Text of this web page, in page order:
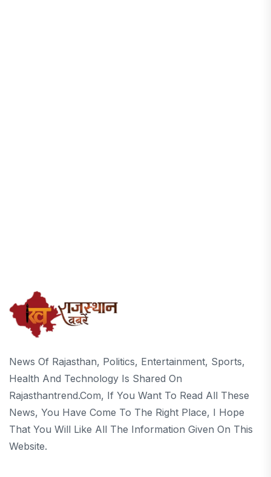
News Of Rajasthan, Politics, Entertainment, Sports,
Health And Technology Is Shared On
Rajasthantrend.com, If You Want To Read All These
News, You Have Come To The Right Place, I Hope
That You Will Like All The Information Given On This
Website.